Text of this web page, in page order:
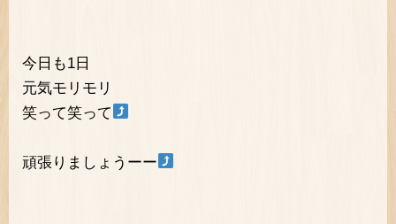
今日も1日
元気モリモリ
笑って笑って
頑張りましょうーー